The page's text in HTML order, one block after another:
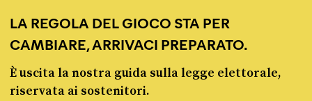
LA REGOLA DEL GIOCO STA PER
CAMBIARE, ARRIVACI PREPARATO.
È uscita la nostra guida sulla legge elettorale,
riservata ai sostenitori.© Pagella Politica 2012 - 2026